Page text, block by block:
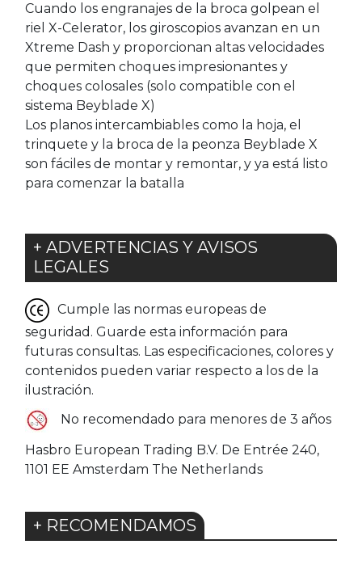
Cuando los engranajes de la broca golpean el
riel X-Celerator, los giroscopios avanzan en un
Xtreme Dash y proporcionan altas velocidades
que permiten choques impresionantes y
choques colosales (solo compatible con el
sistema Beyblade X)
Los planos intercambiables como la hoja, el
trinquete y la broca de la peonza Beyblade X
son fáciles de montar y remontar, y ya está listo
para comenzar la batalla
+ ADVERTENCIAS Y AVISOS
LEGALES
Cumple las normas europeas de
seguridad. Guarde esta información para
futuras consultas. Las especificaciones, colores y
contenidos pueden variar respecto a los de la
ilustración.
No recomendado para menores de 3 años
Hasbro European Trading B.V. De Entrée 240,
1101 EE Amsterdam The Netherlands
+ RECOMENDAMOS